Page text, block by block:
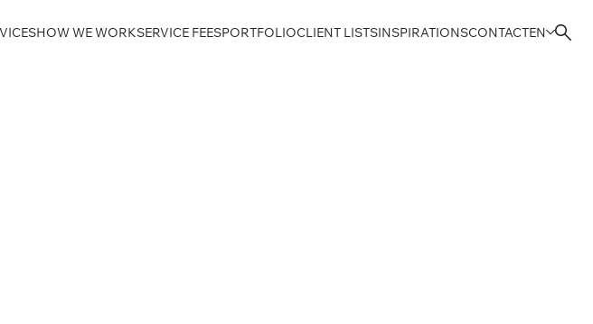
HOW WE WORKSERVICE FEESPORTFOLIOCLIENT LISTSINSPIRATIONSCONTACTEN